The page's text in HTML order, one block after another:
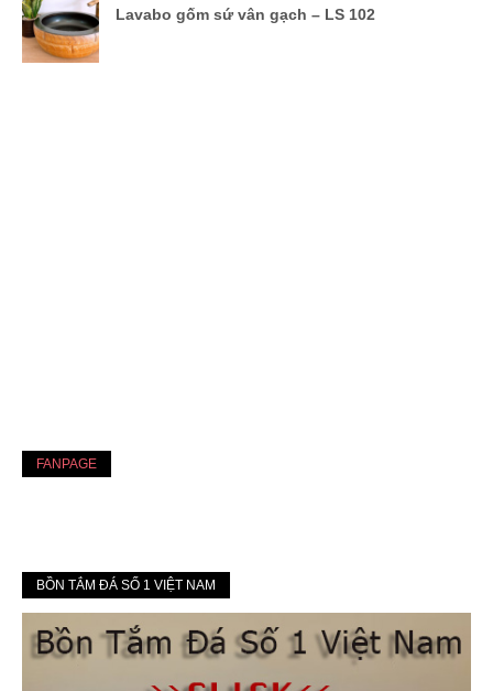
Lavabo gốm sứ vân gạch – LS 102
FANPAGE
BỒN TẮM ĐÁ SỐ 1 VIỆT NAM